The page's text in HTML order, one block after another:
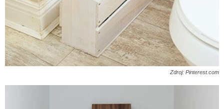
Zdroj: Pinterest.com